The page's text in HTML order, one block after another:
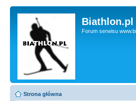
Biathlon.pl
Forum serwisu
Strona główna